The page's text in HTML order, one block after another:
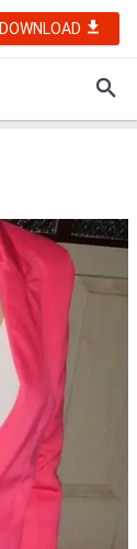
DOWNLOAD